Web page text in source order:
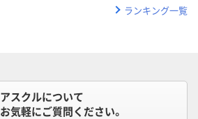
ランキング一覧
アスクルについて
お気軽にご質問ください。